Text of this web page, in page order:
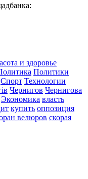
и здоровье
Политики
Спорт Технологии
Чернигов Чернигова
Экономика власть
купить оппозиция
велюров скорая